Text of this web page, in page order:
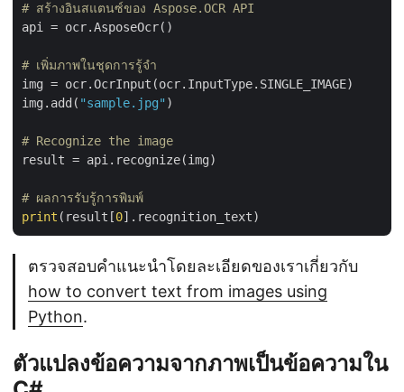
# สร้างอินสแตนซ์ของ Aspose.OCR API
api = ocr.AsposeOcr()
# เพิ่มภาพในชุดการรู้จำ
img = ocr.OcrInput(ocr.InputType.SINGLE_IMAGE)
img.add( "sample.jpg" )
# Recognize the image
result = api.recognize(img)
# ผลการรับรู้การพิมพ์
print (result[0
ตรวจสอบคำแนะนำโดยละเอียดของเราเกี่ยวกับ
how to convert text from images using
Python.
ตัวแปลงข้อความจากภาพเป็นข้อความใน